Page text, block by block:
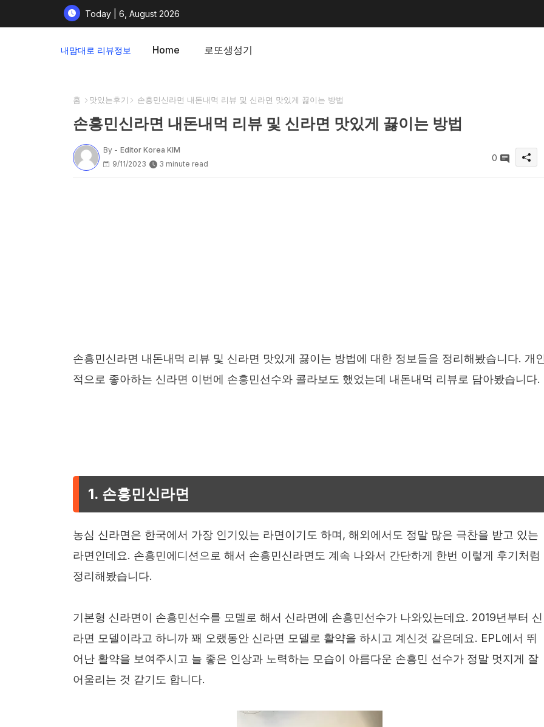
Today | 6, August 2026
내맘대로 리뷰정보 Home 로또생성기
홈 맛있는후기 손흥민신라면 내돈내먹 리뷰 및 신라면 맛있게 끓이는 방법
손흥민신라면 내돈내먹 리뷰 및 신라면 맛있게 끓이는 방법
By - Editor Korea KIM
9/11/2023
3 minute read
0
손흥민신라면 내돈내먹 리뷰 및 신라면 맛있게 끓이는 방법에 대한 정보들을 정리해봤습니다. 개인
적으로 좋아하는 신라면 이번에 손흥민선수와 콜라보도 했었는데 내돈내먹 리뷰로 담아봤습니다.
1. 손흥민신라면
농심 신라면은 한국에서 가장 인기있는 라면이기도 하며, 해외에서도 정말 많은 극찬을 받고 있는
라면인데요. 손흥민에디션으로 해서 손흥민신라면도 계속 나와서 간단하게 한번 이렇게 후기처럼
정리해봤습니다.
기본형 신라면이 손흥민선수를 모델로 해서 신라면에 손흥민선수가 나와있는데요. 2019년부터 신
라면 모델이라고 하니까 꽤 오랬동안 신라면 모델로 활약을 하시고 계신것 같은데요. EPL에서 뛰
어난 활약을 보여주시고 늘 좋은 인상과 노력하는 모습이 아름다운 손흥민 선수가 정말 멋지게 잘
어울리는 것 같기도 합니다.